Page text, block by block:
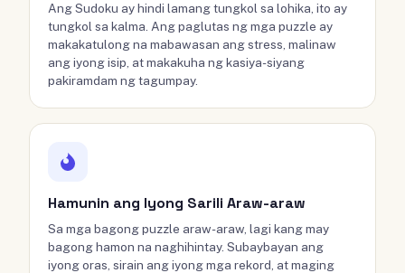
Ang Sudoku ay hindi lamang tungkol sa lohika, ito ay
tungkol sa kalma. Ang paglutas ng mga puzzle ay
makakatulong na mabawasan ang stress, malinaw
ang iyong isip, at makakuha ng kasiya-siyang
pakiramdam ng tagumpay.
Hamunin ang Iyong Sarili Araw-araw
Sa mga bagong puzzle araw-araw, lagi kang may
bagong hamon na naghihintay. Subaybayan ang
iyong oras, sirain ang iyong mga rekord, at maging